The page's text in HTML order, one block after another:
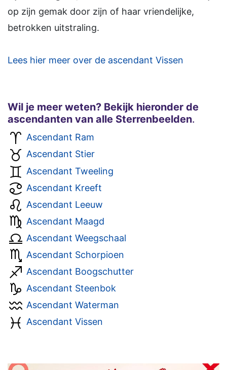
op zijn gemak door zijn of haar vriendelijke,
betrokken uitstraling.
Lees hier meer over de ascendant Vissen
Wil je meer weten? Bekijk hieronder de
ascendanten van alle Sterrenbeelden.
Ascendant Ram
Ascendant Stier
Ascendant Tweeling
Ascendant Kreeft
Ascendant Leeuw
Ascendant Maagd
Ascendant Weegschaal
Ascendant Schorpioen
Ascendant Boogschutter
Ascendant Steenbok
Ascendant Waterman
Ascendant Vissen